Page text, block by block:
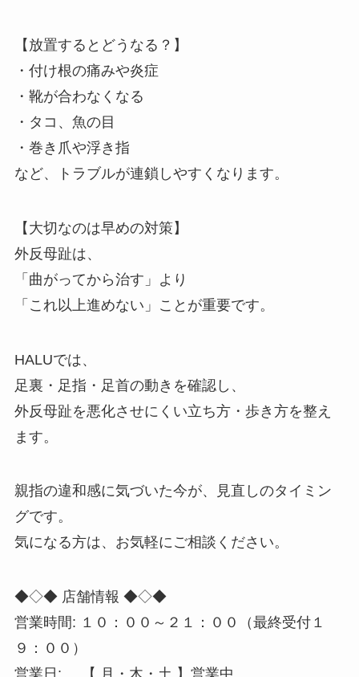
【放置するとどうなる？】
・付け根の痛みや炎症
・靴が合わなくなる
・タコ、魚の目
・巻き爪や浮き指
など、トラブルが連鎖しやすくなります。
【大切なのは早めの対策】
外反母趾は、
「曲がってから治す」より
「これ以上進めない」ことが重要です。
HALUでは、
足裏・足指・足首の動きを確認し、
外反母趾を悪化させにくい立ち方・歩き方を整え
ます。
親指の違和感に気づいた今が、見直しのタイミン
グです。
気になる方は、お気軽にご相談ください。
◆◇◆ 店舗情報 ◆◇◆
営業時間: １０：００～２１：００（最終受付１
９：００）